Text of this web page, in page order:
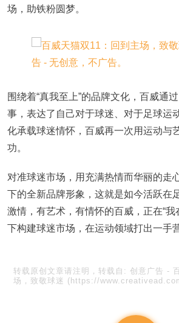
场，助铁粉圆梦。
围绕着“真我至上”的品牌文化，百威通
事，表达了自己对于球迷、对于足球运
化承载球迷情怀，百威再一次用运动与
功。
对准球迷市场，用充满热情而华丽的走
下的全新品牌形象，这就是如今活跃在
激情，有艺术，有情怀的百威，正在“我
下构建球迷市场，在运动领域打出一手
转载原创文章请注明，转载自: 创意广告 -
场，致敬球迷 (https://